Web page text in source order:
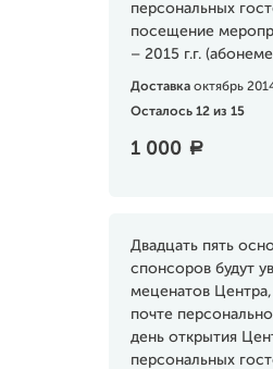
персональных
посещение
– 2015 г.г.
Доставка октябрь
Осталось 12 из 15
1 000 a
Двадцать пять
спонсоров будут
меценатов
почте
день открытия
персональных